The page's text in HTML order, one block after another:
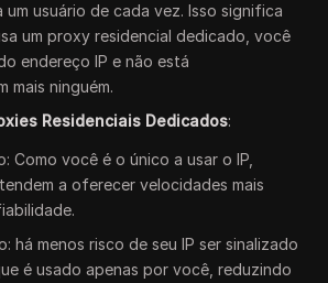
um usuário de cada vez. Isso significa
um proxy residencial dedicado, você
endereço IP e não está
mais ninguém.
Residenciais Dedicados:
Como você é o único a usar o IP,
a oferecer velocidades mais
há menos risco de seu IP ser sinalizado
é usado apenas por você, reduzindo